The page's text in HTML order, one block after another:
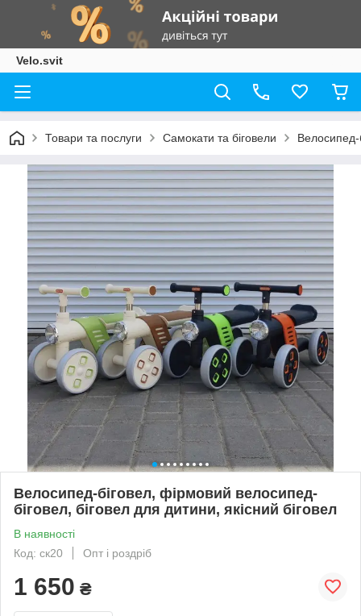
Velo.svit
Товари та послуги Самокати та біговели Велосипед-
Велосипед-біговел, фірмовий велосипед-
біговел, біговел для дитини, якісний біговел
В наявності
Код: ск20
Опт і роздріб
1 650 ₴